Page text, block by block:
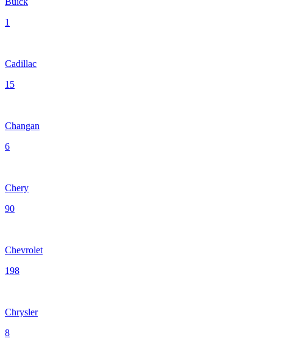
1
Cadillac
15
Changan
6
Chery
90
Chevrolet
198
Chrysler
8